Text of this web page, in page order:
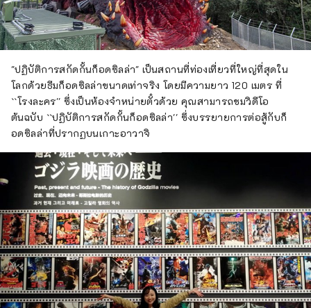
"ปฏิบัติการสกัดกั้นก็อดซิลล่า" เป็นสถานที่ท่องเที่ยวที่ใหญ่ที่สุดใน
โลกด้วยธีมก็อดซิลล่าขนาดเท่าจริง โดยมีความยาว 120 เมตร ที่
``โรงละคร'' ซึ่งเป็นห้องจำหน่ายตั๋วด้วย คุณสามารถชมวิดีโอ
ต้นฉบับ ``ปฏิบัติการสกัดกั้นก็อดซิลล่า'' ซึ่งบรรยายการต่อสู้กับก็
อดซิลล่าที่ปรากฏบนเกาะอาวาจิ